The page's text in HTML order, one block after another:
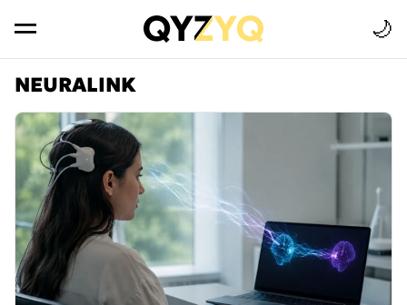
🌙
NEURALINK